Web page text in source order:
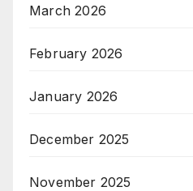
March 2026
February 2026
January 2026
December 2025
November 2025